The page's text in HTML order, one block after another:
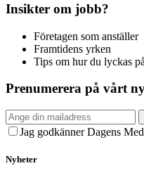
Insikter om jobb?
Företagen som anställer
Framtidens yrken
Tips om hur du lyckas
Prenumerera på vårt
Jag godkänner Dagens
Nyheter